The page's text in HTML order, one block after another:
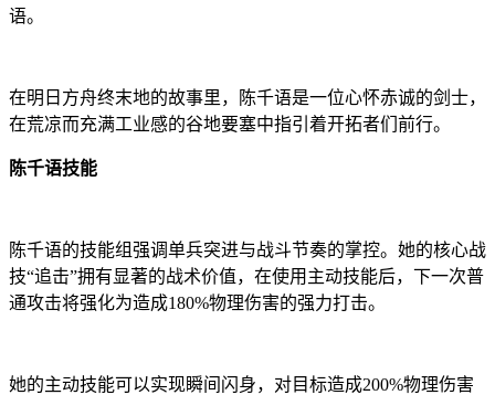
语。
在明日方舟终末地的故事里，陈千语是一位心怀赤诚的剑士，
在荒凉而充满工业感的谷地要塞中指引着开拓者们前行。
陈千语技能
陈千语的技能组强调单兵突进与战斗节奏的掌控。她的核心战
技“追击”拥有显著的战术价值，在使用主动技能后，下一次普
通攻击将强化为造成180%物理伤害的强力打击。
她的主动技能可以实现瞬间闪身，对目标造成200%物理伤害